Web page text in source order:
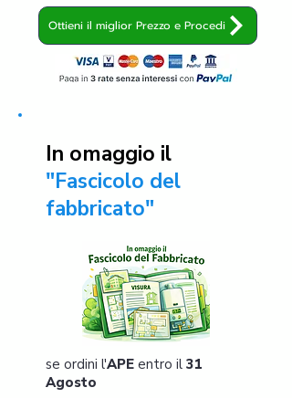
Ottieni il miglior Prezzo e Procedi
In omaggio il
"Fascicolo del
fabbricato"
se ordini l'APE entro il 31
Agosto